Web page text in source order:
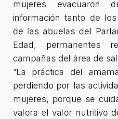
mujeres evacuaron
información tanto de
de las abuelas del
Edad, permanentes
campañas del área de
“La práctica del
perdiendo por las
mujeres, porque se
valora el valor nutritivo